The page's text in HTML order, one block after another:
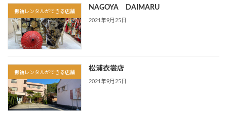
振袖レンタルができる店舗
NAGOYA DAIMARU
2021年9月25日
振袖レンタルができる店舗
松浦衣裳店
2021年9月25日